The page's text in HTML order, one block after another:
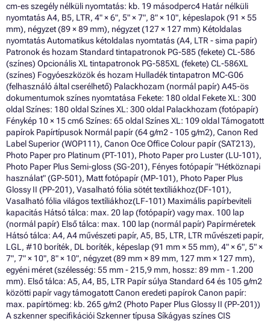
cm-es szegély nélküli nyomtatás: kb. 19 másodperc4 Határ nélküli
nyomtatás A4, B5, LTR, 4" × 6", 5" × 7", 8" × 10", képeslapok (91 × 55
mm), négyzet (89 × 89 mm), négyzet (127 × 127 mm) Kétoldalas
nyomtatás Automatikus kétoldalas nyomtatás (A4, LTR - sima papír)
Patronok és hozam Standard tintapatronok PG-585 (fekete) CL-586
(színes) Opcionális XL tintapatronok PG-585XL (fekete) CL-586XL
(színes) Fogyóeszközök és hozam Hulladék tintapatron MC-G06
(felhasználó által cserélhető) Palackhozam (normál papír) A45-ös
dokumentumok színes nyomtatása Fekete: 180 oldal Fekete XL: 300
oldal Színes: 180 oldal Színes XL: 300 oldal Palackhozam (fotópapír)
Fénykép 10 × 15 cm6 Színes: 65 oldal Színes XL: 109 oldal Támogatott
papírok Papírtípusok Normál papír (64 g/m2 - 105 g/m2), Canon Red
Label Superior (WOP111), Canon Oce Office Colour papír (SAT213),
Photo Paper pro Platinum (PT-101), Photo Paper pro Luster (LU-101),
Photo Paper Plus Semi-gloss (SG-201), Fényes fotópapír "Hétköznapi
használat" (GP-501), Matt fotópapír (MP-101), Photo Paper Plus
Glossy II (PP-201), Vasalható fólia sötét textíliákhoz(DF-101),
Vasalható fólia világos textíliákhoz(LF-101) Maximális papírbeviteli
kapacitás Hátsó tálca: max. 20 lap (fotópapír) vagy max. 100 lap
(normál papír) Első tálca: max. 100 lap (normál papír) Papírméretek
Hátsó tálca: A4, A4 művészeti papír, A5, B5, LTR, LTR művészeti papír,
LGL, #10 boríték, DL boríték, képeslap (91 mm × 55 mm), 4" × 6", 5" ×
7", 7" × 10", 8" × 10", négyzet (89 mm × 89 mm, 127 mm × 127 mm),
egyéni méret (szélesség: 55 mm - 215,9 mm, hossz: 89 mm - 1.200
mm). Első tálca: A5, A4, B5, LTR Papír súlya Standard 64 és 105 g/m2
közötti papír vagy támogatott Canon eredeti papírok Canon papír:
max. papírtömeg: kb. 265 g/m2 (Photo Paper Plus Glossy II (PP-201))
A szkenner specifikációi Szkenner típusa Síkágyas színes CIS